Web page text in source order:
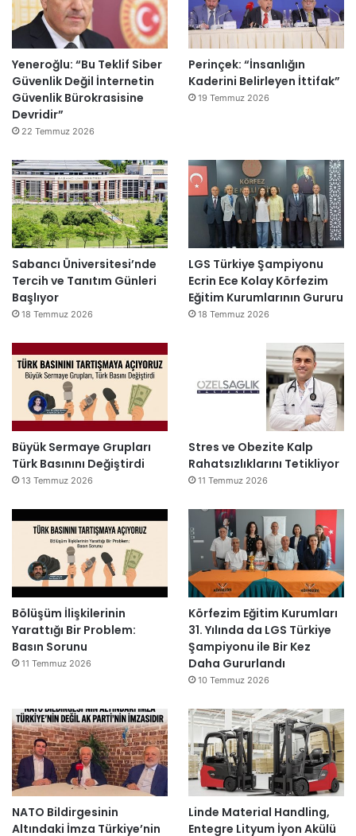
Yeneroğlu: “Bu Teklif Siber
Güvenlik Değil İnternetin
Güvenlik Bürokrasisine
Devridir”
22 Temmuz 2026
Perinçek: “İnsanlığın
Kaderini Belirleyen İttifak”
19 Temmuz 2026
Sabancı Üniversitesi’nde
Tercih ve Tanıtım Günleri
Başlıyor
18 Temmuz 2026
LGS Türkiye Şampiyonu
Ecrin Ece Kolay Körfezim
Eğitim Kurumlarının Gururu
18 Temmuz 2026
Büyük Sermaye Grupları
Türk Basınını Değiştirdi
13 Temmuz 2026
Stres ve Obezite Kalp
Rahatsızlıklarını Tetikliyor
11 Temmuz 2026
Bölüşüm İlişkilerinin
Yarattığı Bir Problem:
Basın Sorunu
11 Temmuz 2026
Körfezim Eğitim Kurumları
31. Yılında da LGS Türkiye
Şampiyonu ile Bir Kez
Daha Gururlandı
10 Temmuz 2026
NATO Bildirgesinin
Altındaki İmza Türkiye’nin
Linde Material Handling,
Entegre Lityum İyon Akülü